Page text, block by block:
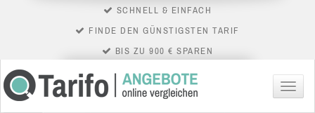
SCHNELL & EINFACH
FINDE DEN GÜNSTIGSTEN TARIF
BIS ZU 900 € SPAREN
Menü